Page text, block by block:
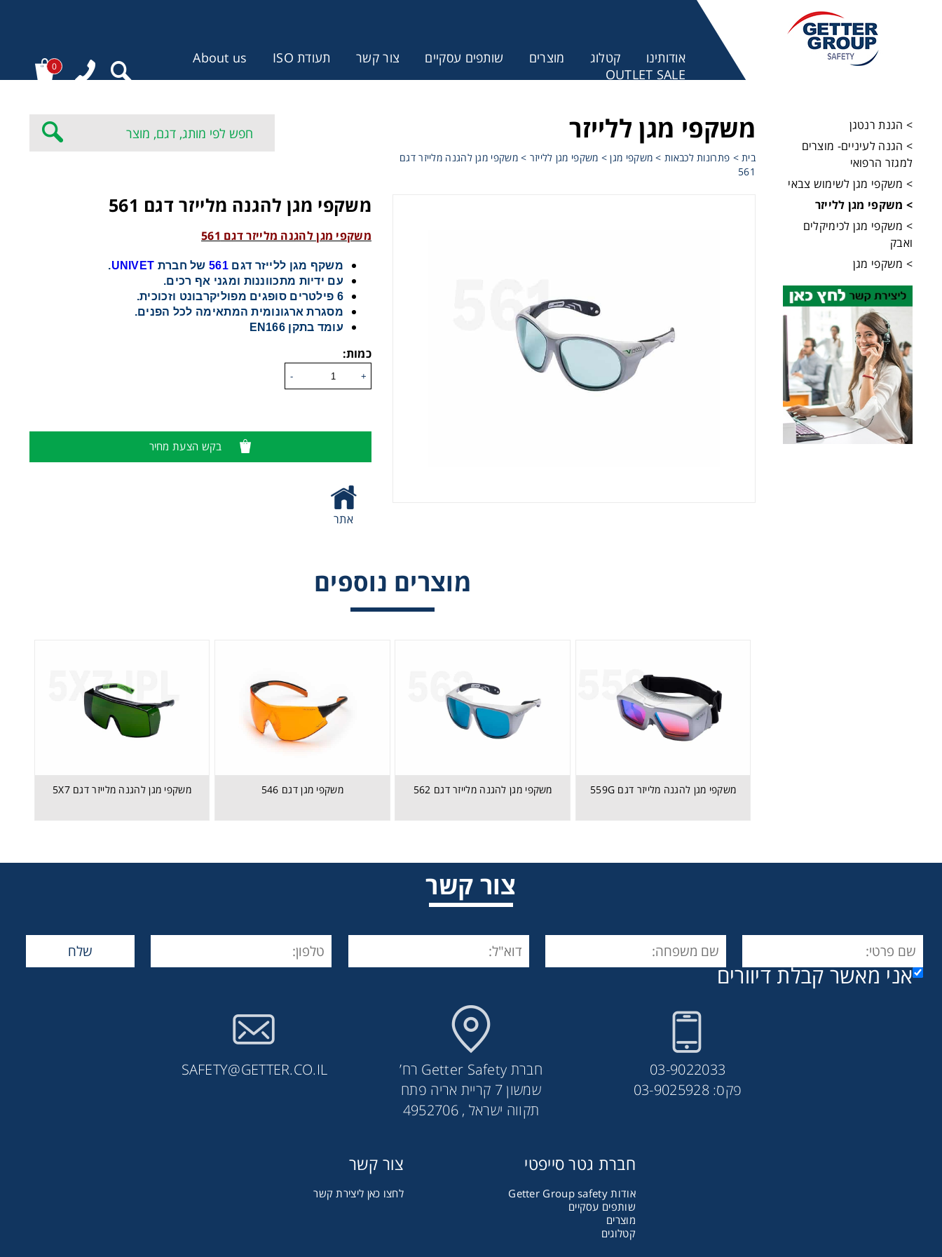
אודותינו קטלוג מוצרים שותפים עסקיים צור קשר תעודת ISO
About us
OUTLET SALE
0
> הגנת רנטגן
> הגנה לעיניים- מוצרים
למגזר הרפואי
> משקפי מגן לשימוש צבאי
> משקפי מגן ללייזר
> משקפי מגן לכימיקלים
ואבק
> משקפי מגן
משקפי מגן ללייזר
בית> פתרונות לכבאות> משקפי מגן> משקפי מגן ללייזר >משקפי מגן להגנה מלייזר דגם
561
משקפי מגן להגנה מלייזר דגם 561
משקפי מגן להגנה מלייזר דגם 561
משקף מגן ללייזר דגם 561של חברת UNIVET
.
עם ידיות מתכווננות ומגני אף רכים.
6 פילטרים סופגים מפוליקרבונט וזכוכית.
מסגרת ארגונומית המתאימה לכל הפנים.
עומד בתקן EN166
כמות:
+
-
בקש הצעת מחיר
אתר
מוצרים נוספים
משקפי מגן להגנה מלייזר דגם 559G משקפי מגן להגנה מלייזר דגם 562 משקפי מגן דגם 546 משקפי מגן להגנה מלייזר דגם 5X7
צור קשר
אני מאשר קבלת דיוורים
03-9022033
פקס: 03-9025928
חברת Getter Safety רח’
שמשון 7 קריית אריה פתח
תקווה ישראל , 4952706
SAFETY@GETTER.CO.IL
חברת גטר סייפטי
אודות Getter Group safety
שותפים עסקיים
מוצרים
קטלוגים
צור קשר
לחצו כאן ליצירת קשר
משקפי מגן להגנה מלייזר דגם 559G